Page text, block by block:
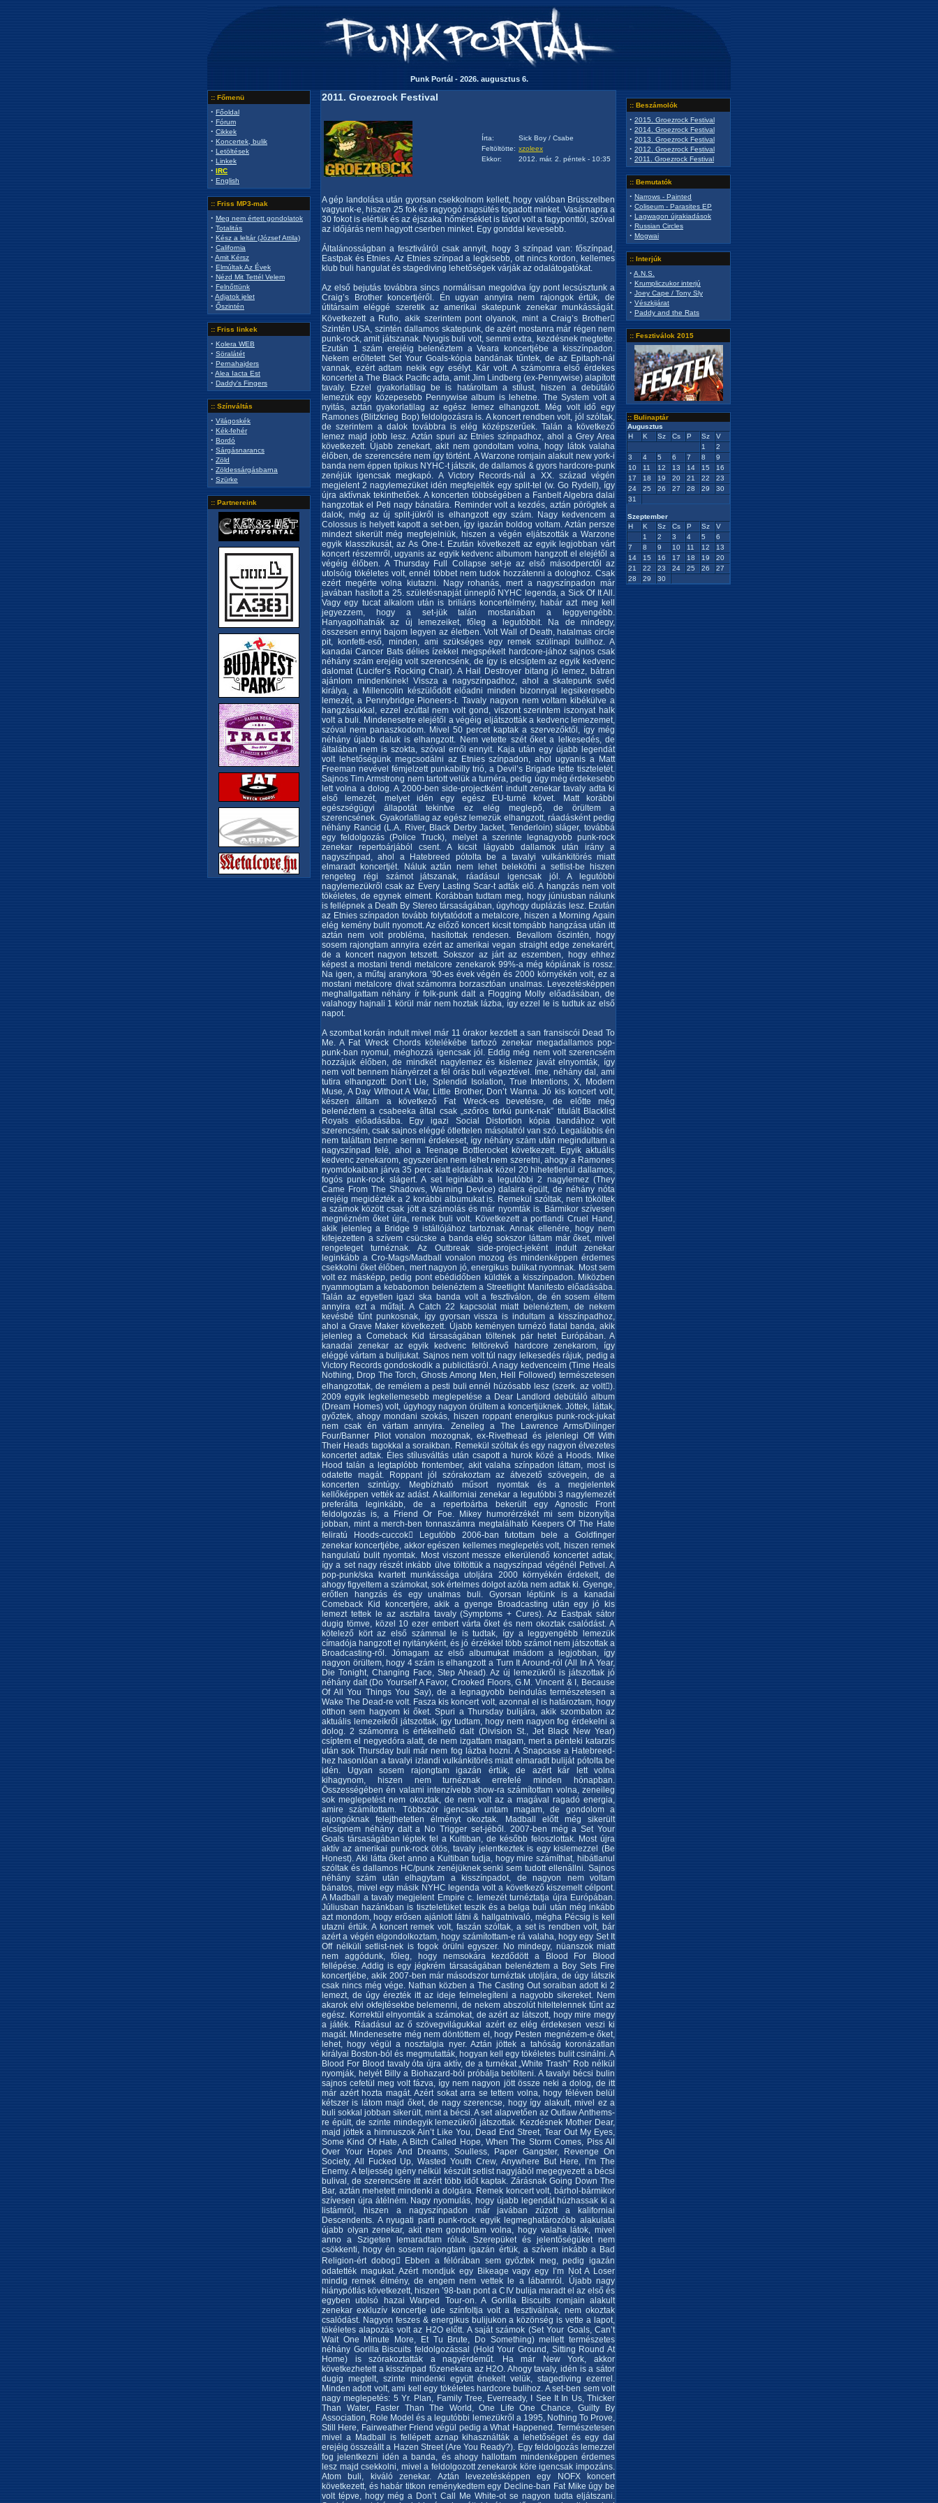
Punk Portál - 2026. augusztus 6.
:: Főmenü
· Főoldal
· Fórum
· Cikkek
· Koncertek, bulik
· Letöltések
· Linkek
· IRC
· English
:: Friss MP3-mak
· Meg nem értett gondolatok
· Totalitás
· Kész a leltár (József Attila)
· California
· Amit Kérsz
· Elmúltak Az Évek
· Nézd Mit Tettél Velem
· Felnőttünk
· Adjatok jelet
· Őszintén
:: Friss linkek
· Kolera WEB
· Söralátét
· Pernahajders
· Alea Iacta Est
· Daddy's Fingers
:: Színváltás
· Világoskék
· Kék-fehér
· Bordó
· Sárgásnarancs
· Zöld
· Zöldessárgásbarna
· Szürke
:: Partnereink
2011. Groezrock Festival
Írta:
Sick Boy / Csabe
Feltöltötte: xzoleex
Ekkor:
2012. már. 2. péntek - 10:35
A gép landolása után gyorsan csekkolnom kellett, hogy valóban Brüsszelben
vagyunk-e, hiszen 25 fok és ragyogó napsütés fogadott minket. Vasárnapra a
30 fokot is elértük és az éjszaka hőmérséklet is távol volt a fagyponttól, szóval
az időjárás nem hagyott cserben minket. Egy gonddal kevesebb.
Általánosságban a fesztiválról csak annyit, hogy 3 színpad van: főszínpad,
Eastpak és Etnies. Az Etnies színpad a legkisebb, ott nincs kordon, kellemes
klub buli hangulat és stagediving lehetőségek várják az odalátogatókat.
Az első bejutás továbbra sincs normálisan megoldva így pont lecsúsztunk a
Craig’s Brother koncertjéről. Én ugyan annyira nem rajongok értük, de
útitársaim eléggé szeretik az amerikai skatepunk zenekar munkásságát.
Következett a Rufio, akik szerintem pont olyanok, mint a Craig’s Brother
Szintén USA, szintén dallamos skatepunk, de azért mostanra már régen nem
punk-rock, amit játszanak. Nyugis buli volt, semmi extra, kezdésnek megtette.
Ezután 1 szám erejéig belenéztem a Veara koncertjébe a kisszínpadon.
Nekem erőltetett Set Your Goals-kópia bandának tűntek, de az Epitaph-nál
vannak, ezért adtam nekik egy esélyt. Kár volt. A számomra első érdekes
koncertet a The Black Pacific adta, amit Jim Lindberg (ex-Pennywise) alapított
tavaly. Ezzel gyakorlatilag be is határoltam a stílust, hiszen a debütáló
lemezük egy közepesebb Pennywise album is lehetne. The System volt a
nyitás, aztán gyakorlatilag az egész lemez elhangzott. Még volt idő egy
Ramones (Blitzkrieg Bop) feldolgozásra is. A koncert rendben volt, jól szóltak,
de szerintem a dalok továbbra is elég középszerűek. Talán a következő
lemez majd jobb lesz. Aztán spuri az Etnies színpadhoz, ahol a Grey Area
következett. Újabb zenekart, akit nem gondoltam volna, hogy látok valaha
élőben, de szerencsére nem így történt. A Warzone romjain alakult new york-i
banda nem éppen tipikus NYHC-t játszik, de dallamos & gyors hardcore-punk
zenéjük igencsak megkapó. A Victory Records-nál a XX. század végén
megjelent 2 nagylemezüket idén megfejelték egy split-tel (w. Go Rydell), így
újra aktívnak tekinthetőek. A koncerten többségében a Fanbelt Algebra dalai
hangzottak el Peti nagy bánatára. Reminder volt a kezdés, aztán pörögtek a
dalok, még az új split-jükről is elhangzott egy szám. Nagy kedvencem a
Colossus is helyett kapott a set-ben, így igazán boldog voltam. Aztán persze
mindezt sikerült még megfejelniük, hiszen a végén eljátszották a Warzone
egyik klasszikusát, az As One-t. Ezután következett az egyik legjobban várt
koncert részemről, ugyanis az egyik kedvenc albumom hangzott el elejétől a
végéig élőben. A Thursday Full Collapse set-je az első másodperctől az
utolsóig tökéletes volt, ennél többet nem tudok hozzátenni a dologhoz. Csak
ezért megérte volna kiutazni. Nagy rohanás, mert a nagyszínpadon már
javában hasított a 25. születésnapját ünneplő NYHC legenda, a Sick Of It All.
Vagy egy tucat alkalom után is briliáns koncertélmény, habár azt meg kell
jegyezzem, hogy a set-jük talán mostanában a leggyengébb.
Hanyagolhatnák az új lemezeiket, főleg a legutóbbit. Na de mindegy,
összesen ennyi bajom legyen az életben. Volt Wall of Death, hatalmas circle
pit, konfetti-eső, minden, ami szükséges egy remek szülinapi bulihoz. A
kanadai Cancer Bats délies ízekkel megspékelt hardcore-jához sajnos csak
néhány szám erejéig volt szerencsénk, de így is elcsíptem az egyik kedvenc
dalomat (Lucifer’s Rocking Chair). A Hail Destroyer bitang jó lemez, bátran
ajánlom mindenkinek! Vissza a nagyszínpadhoz, ahol a skatepunk svéd
királya, a Millencolin készülődött előadni minden bizonnyal legsikeresebb
lemezét, a Pennybridge Pioneers-t. Tavaly nagyon nem voltam kibékülve a
hangzásukkal, ezzel ezúttal nem volt gond, viszont szerintem iszonyat halk
volt a buli. Mindenesetre elejétől a végéig eljátszották a kedvenc lemezemet,
szóval nem panaszkodom. Mivel 50 percet kaptak a szervezőktől, így még
néhány újabb daluk is elhangzott. Nem vetette szét őket a lelkesedés, de
általában nem is szokta, szóval erről ennyit. Kaja után egy újabb legendát
volt lehetőségünk megcsodálni az Etnies színpadon, ahol ugyanis a Matt
Freeman nevével fémjelzett punkabilly trió, a Devil’s Brigade tette tiszteletét.
Sajnos Tim Armstrong nem tartott velük a turnéra, pedig úgy még érdekesebb
lett volna a dolog. A 2000-ben side-projectként indult zenekar tavaly adta ki
első lemezét, melyet idén egy egész EU-turné követ. Matt korábbi
egészségügyi állapotát tekintve ez elég meglepő, de örültem a
szerencsének. Gyakorlatilag az egész lemezük elhangzott, ráadásként pedig
néhány Rancid (L.A. River, Black Derby Jacket, Tenderloin) sláger, továbbá
egy feldolgozás (Police Truck), melyet a szerinte legnagyobb punk-rock
zenekar repertoárjából csent. A kicsit lágyabb dallamok után irány a
nagyszínpad, ahol a Hatebreed pótolta be a tavalyi vulkánkitörés miatt
elmaradt koncertjét. Náluk aztán nem lehet belekötni a setlist-be hiszen
rengeteg régi számot játszanak, ráadásul igencsak jól. A legutóbbi
nagylemezükről csak az Every Lasting Scar-t adták elő. A hangzás nem volt
tökéletes, de egynek elment. Korábban tudtam meg, hogy júniusban nálunk
is fellépnek a Death By Stereo társaságában, úgyhogy duplázás lesz. Ezután
az Etnies színpadon tovább folytatódott a metalcore, hiszen a Morning Again
elég kemény bulit nyomott. Az előző koncert kicsit tompább hangzása után itt
aztán nem volt probléma, hasítottak rendesen. Bevallom őszintén, hogy
sosem rajongtam annyira ezért az amerikai vegan straight edge zenekarért,
de a koncert nagyon tetszett. Sokszor az járt az eszemben, hogy ehhez
képest a mostani trendi metalcore zenekarok 99%-a még kópiának is rossz.
Na igen, a műfaj aranykora ’90-es évek végén és 2000 környékén volt, ez a
mostani metalcore divat számomra borzasztóan unalmas. Levezetésképpen
meghallgattam néhány ír folk-punk dalt a Flogging Molly előadásában, de
valahogy hajnali 1 körül már nem hoztak lázba, így ezzel le is tudtuk az első
napot.
A szombat korán indult mivel már 11 órakor kezdett a san fransiscói Dead To Me. A Fat Wreck Chords kötelékébe tartozó zenekar megadallamos pop-punk-ban nyomul, méghozzá igencsak jól. Eddig még nem volt szerencsém hozzájuk élőben, de mindkét nagylemez és kislemez javát elnyomták, így nem volt bennem hiányérzet a fél órás buli végeztével. Íme, néhány dal, ami tutira elhangzott: Don’t Lie, Splendid Isolation, True Intentions, X, Modern Muse, A Day Without A War, Little Brother, Don’t Wanna. Jó kis koncert volt, készen álltam a következő Fat Wreck-es bevetésre, de előtte még belenéztem a csabeeka által csak „szőrös torkú punk-nak” titulált Blacklist Royals előadásába. Egy igazi Social Distortion kópia bandához volt szerencsém, csak sajnos eléggé ötlettelen másolatról van szó. Legalábbis én nem találtam benne semmi érdekeset, így néhány szám után megindultam a nagyszínpad felé, ahol a Teenage Bottlerocket következett. Egyik aktuális kedvenc zenekarom, egyszerűen nem lehet nem szeretni, ahogy a Ramones nyomdokaiban járva 35 perc alatt eldarálnak közel 20 hihetetlenül dallamos, fogós punk-rock slágert. A set leginkább a legutóbbi 2 nagylemez (They Came From The Shadows, Warning Device) dalaira épült, de néhány nóta erejéig megidézték a 2 korábbi albumukat is. Remekül szóltak, nem tököltek a számok között csak jött a számolás és már nyomták is. Bármikor szívesen megnézném őket újra, remek buli volt. Következett a portlandi Cruel Hand, akik jelenleg a Bridge 9 istállójához tartoznak. Annak ellenére, hogy nem kifejezetten a szívem csücske a banda elég sokszor láttam már őket, mivel rengeteget turnéznak. Az Outbreak side-project-jeként indult zenekar leginkább a Cro-Mags/Madball vonalon mozog és mindenképpen érdemes csekkolni őket élőben, mert nagyon jó, energikus bulikat nyomnak. Most sem volt ez másképp, pedig pont ebédidőben küldték a kisszínpadon. Miközben nyammogtam a kebabomon belenéztem a Streetlight Manifesto előadásába. Talán az egyetlen igazi ska banda volt a fesztiválon, de én sosem éltem annyira ezt a műfajt. A Catch 22 kapcsolat miatt belenéztem, de nekem kevésbé tűnt punkosnak, így gyorsan vissza is indultam a kisszínpadhoz, ahol a Grave Maker következett. Újabb keményen turnézó fiatal banda, akik jelenleg a Comeback Kid társaságában töltenek pár hetet Európában. A kanadai zenekar az egyik kedvenc feltörekvő hardcore zenekarom, így eléggé vártam a bulijukat. Sajnos nem volt túl nagy lelkesedés rájuk, pedig a Victory Records gondoskodik a publicitásról. A nagy kedvenceim (Time Heals Nothing, Drop The Torch, Ghosts Among Men, Hell Followed) természetesen elhangzottak, de remélem a pesti buli ennél húzósabb lesz (szerk. az volt). 2009 egyik legkellemesebb meglepetése a Dear Landlord debütáló album (Dream Homes) volt, úgyhogy nagyon örültem a koncertjüknek. Jöttek, láttak, győztek, ahogy mondani szokás, hiszen roppant energikus punk-rock-jukat nem csak én vártam annyira. Zeneileg a The Lawrence Arms/Dilinger Four/Banner Pilot vonalon mozognak, ex-Rivethead és jelenlegi Off With Their Heads tagokkal a soraikban. Remekül szóltak és egy nagyon élvezetes koncertet adtak. Éles stílusváltás után csapott a hurok közé a Hoods. Mike Hood talán a legtaplóbb frontember, akit valaha színpadon láttam, most is odatette magát. Roppant jól szórakoztam az átvezető szövegein, de a koncerten szintúgy. Megbízható műsort nyomtak és a megjelentek kellőképpen vették az adást. A kaliforniai zenekar a legutóbbi 3 nagylemezét preferálta leginkább, de a repertoárba bekerült egy Agnostic Front feldolgozás is, a Friend Or Foe. Mikey humorérzékét mi sem bizonyítja jobban, mint a merch-ben tonnaszámra megtalálható Keepers Of The Hate feliratú Hoods-cuccok Legutóbb 2006-ban futottam bele a Goldfinger zenekar koncertjébe, akkor egészen kellemes meglepetés volt, hiszen remek hangulatú bulit nyomtak. Most viszont messze elkerülendő koncertet adtak, így a set nagy részét inkább ülve töltöttük a nagyszínpad végénél Petivel. A pop-punk/ska kvartett munkássága utoljára 2000 környékén érdekelt, de ahogy figyeltem a számokat, sok értelmes dolgot azóta nem adtak ki. Gyenge, erőtlen hangzás és egy unalmas buli. Gyorsan léptünk is a kanadai Comeback Kid koncertjére, akik a gyenge Broadcasting után egy jó kis lemezt tettek le az asztalra tavaly (Symptoms + Cures). Az Eastpak sátor dugig tömve, közel 10 ezer embert várta őket és nem okoztak csalódást. A kötelező kört az első számmal le is tudtak, így a leggyengébb lemezük címadója hangzott el nyitányként, és jó érzékkel több számot nem játszottak a Broadcasting-ről. Jómagam az első albumukat imádom a legjobban, így nagyon örültem, hogy 4 szám is elhangzott a Turn It Around-ról (All In A Year, Die Tonight, Changing Face, Step Ahead). Az új lemezükről is játszottak jó néhány dalt (Do Yourself A Favor, Crooked Floors, G.M. Vincent & I, Because Of All You Things You Say), de a legnagyobb beindulás természetesen a Wake The Dead-re volt. Fasza kis koncert volt, azonnal el is határoztam, hogy otthon sem hagyom ki őket. Spuri a Thursday bulijára, akik szombaton az aktuális lemezeikről játszottak, így tudtam, hogy nem nagyon fog érdekelni a dolog. 2 számomra is értékelhető dalt (Division St., Jet Black New Year) csíptem el negyedóra alatt, de nem izgattam magam, mert a pénteki katarzis után sok Thursday buli már nem fog lázba hozni. A Snapcase a Hatebreed-hez hasonlóan a tavalyi izlandi vulkánkitörés miatt elmaradt buliját pótolta be idén. Ugyan sosem rajongtam igazán értük, de azért kár lett volna kihagynom, hiszen nem turnéznak errefelé minden hónapban. Összességében én valami intenzívebb show-ra számítottam volna, zeneileg sok meglepetést nem okoztak, de nem volt az a magával ragadó energia, amire számítottam. Többször igencsak untam magam, de gondolom a rajongóknak felejthetetlen élményt okoztak. Madball előtt még sikerült elcsípnem néhány dalt a No Trigger set-jéből. 2007-ben még a Set Your Goals társaságában léptek fel a Kultiban, de később feloszlottak. Most újra aktív az amerikai punk-rock ötös, tavaly jelentkeztek is egy kislemezzel (Be Honest). Aki látta őket anno a Kultiban tudja, hogy mire számíthat, hibátlanul szóltak és dallamos HC/punk zenéjüknek senki sem tudott ellenállni. Sajnos néhány szám után elhagytam a kisszínpadot, de nagyon nem voltam bánatos, mivel egy másik NYHC legenda volt a következő kiszemelt célpont. A Madball a tavaly megjelent Empire c. lemezét turnéztatja újra Európában. Júliusban hazánkban is tiszteletüket teszik és a belga buli után még inkább azt mondom, hogy erősen ajánlott látni & hallgatnivaló, mégha Pécsig is kell utazni értük. A koncert remek volt, faszán szóltak, a set is rendben volt, bár azért a végén elgondolkoztam, hogy számítottam-e rá valaha, hogy egy Set It Off nélküli setlist-nek is fogok örülni egyszer. No mindegy, nüanszok miatt nem aggódunk, főleg, hogy nemsokára kezdődött a Blood For Blood fellépése. Addig is egy jégkrém társaságában belenéztem a Boy Sets Fire koncertjébe, akik 2007-ben már másodszor turnéztak utoljára, de úgy látszik csak nincs még vége. Nathan közben a The Casting Out soraiban adott ki 2 lemezt, de úgy érezték itt az ideje felmelegíteni a nagyobb sikereket. Nem akarok elvi okfejtésekbe belemenni, de nekem abszolút hiteltelennek tűnt az egész. Korrektül elnyomták a számokat, de azért az látszott, hogy mire megy a játék. Ráadásul az ő szövegvilágukkal azért ez elég érdekesen veszi ki magát. Mindenesetre még nem döntöttem el, hogy Pesten megnézem-e őket, lehet, hogy végül a nosztalgia nyer. Aztán jöttek a tahóság koronázatlan királyai Boston-ból és megmutatták, hogyan kell egy tökéletes bulit csinálni. A Blood For Blood tavaly óta újra aktív, de a turnékat „White Trash” Rob nélkül nyomják, helyét Billy a Biohazard-ból próbálja betölteni. A tavalyi bécsi bulin sajnos cefetül meg volt fázva, így nem nagyon jött össze neki a dolog, de itt már azért hozta magát. Azért sokat arra se tettem volna, hogy féléven belül kétszer is látom majd őket, de nagy szerencse, hogy így alakult, mivel ez a buli sokkal jobban sikerült, mint a bécsi. A set alapvetően az Outlaw Anthems-re épült, de szinte mindegyik lemezükről játszottak. Kezdésnek Mother Dear, majd jöttek a himnuszok Ain’t Like You, Dead End Street, Tear Out My Eyes, Some Kind Of Hate, A Bitch Called Hope, When The Storm Comes, Piss All Over Your Hopes And Dreams, Soulless, Paper Gangster, Revenge On Society, All Fucked Up, Wasted Youth Crew, Anywhere But Here, I’m The Enemy. A teljesség igény nélkül készült setlist nagyjából megegyezett a bécsi bulival, de szerencsére itt azért több időt kaptak. Zárásnak Going Down The Bar, aztán mehetett mindenki a dolgára. Remek koncert volt, bárhol-bármikor szívesen újra átélném. Nagy nyomulás, hogy újabb legendát húzhassak ki a listámról, hiszen a nagyszínpadon már javában zúzott a kaliforniai Descendents. A nyugati parti punk-rock egyik legmeghatározóbb alakulata újabb olyan zenekar, akit nem gondoltam volna, hogy valaha látok, mivel anno a Szigeten lemaradtam róluk. Szerepüket és jelentőségüket nem csökkenti, hogy én sosem rajongtam igazán értük, a szívem inkább a Bad Religion-ért dobog Ebben a félórában sem győztek meg, pedig igazán odatették magukat. Azért mondjuk egy Bikeage vagy egy I’m Not A Loser mindig remek élmény, de engem nem vettek le a lábamról. Újabb nagy hiánypótlás következett, hiszen ’98-ban pont a CIV bulija maradt el az első és egyben utolsó hazai Warped Tour-on. A Gorilla Biscuits romjain alakult zenekar exkluzív koncertje üde színfoltja volt a fesztiválnak, nem okoztak csalódást. Nagyon feszes & energikus bulijukon a közönség is vette a lapot, tökéletes alapozás volt az H2O előtt. A saját számok (Set Your Goals, Can’t Wait One Minute More, Et Tu Brute, Do Something) mellett természetes néhány Gorilla Biscuits feldolgozással (Hold Your Ground, Sitting Round At Home) is szórakoztatták a nagyérdeműt. Ha már New York, akkor következhetett a kisszínpad főzenekara az H2O. Ahogy tavaly, idén is a sátor dugig megtelt, szinte mindenki együtt ének
:: Beszámolók
· 2015. Groezrock Festival
· 2014. Groezrock Festival
· 2013. Groezrock Festival
· 2012. Groezrock Festival
· 2011. Groezrock Festival
:: Bemutatók
· Narrows - Painted
· Coliseum - Parasites EP
· Lagwagon újrakiadások
· Russian Circles
· Mogwai
:: Interjúk
· A.N.S.
· Krumpliczukor interjú
· Joey Cape / Tony Sly
· Vészkijárat
· Paddy and the Rats
:: Fesztiválok 2015
:: Bulinaptár
Augusztus
H
K Sz Cs P Sz
V
1
2
3
4 5 6 7 8
9
10
11 12 13 14 15
16
17
18 19 20 21 22
23
24
25 26 27 28 29
30
31
Szeptember
H
K Sz Cs P Sz
V
1
2 3 4 5
6
7
8 9 10 11 12
13
14
15 16 17 18 19
20
21
22 23 24 25 26
27
28
29 30